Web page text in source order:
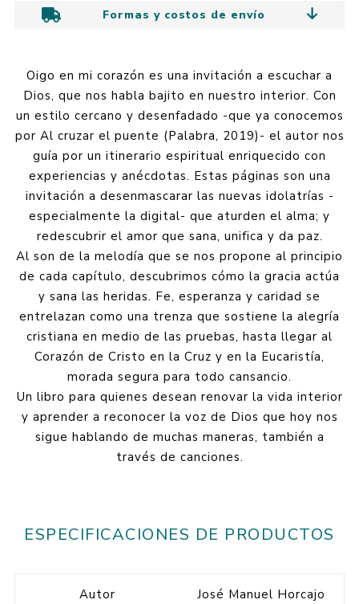
Formas y costos de envío
Oigo en mi corazón es una invitación a escuchar a
Dios, que nos habla bajito en nuestro interior. Con
un estilo cercano y desenfadado -que ya conocemos
por Al cruzar el puente (Palabra, 2019)- el autor nos
guía por un itinerario espiritual enriquecido con
experiencias y anécdotas. Estas páginas son una
invitación a desenmascarar las nuevas idolatrías -
especialmente la digital- que aturden el alma; y
redescubrir el amor que sana, unifica y da paz.
Al son de la melodía que se nos propone al principio
de cada capítulo, descubrimos cómo la gracia actúa
y sana las heridas. Fe, esperanza y caridad se
entrelazan como una trenza que sostiene la alegría
cristiana en medio de las pruebas, hasta llegar al
Corazón de Cristo en la Cruz y en la Eucaristía,
morada segura para todo cansancio.
Un libro para quienes desean renovar la vida interior
y aprender a reconocer la voz de Dios que hoy nos
sigue hablando de muchas maneras, también a
través de canciones.
ESPECIFICACIONES DE PRODUCTOS
Autor José Manuel Horcajo